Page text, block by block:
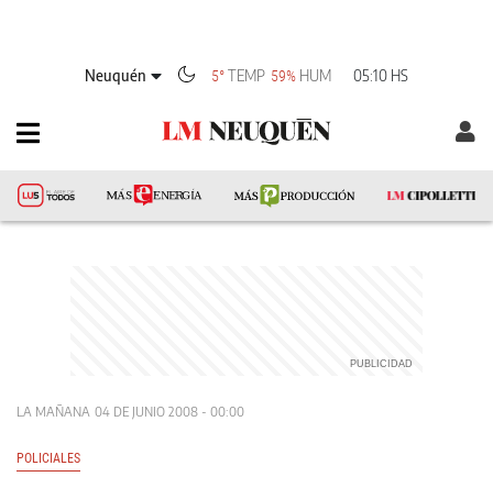
Neuquén 5°TEMP 59% HUM 05:10 HS
LA MAÑANA 04 DE JUNIO 2008 - 00:00
POLICIALES